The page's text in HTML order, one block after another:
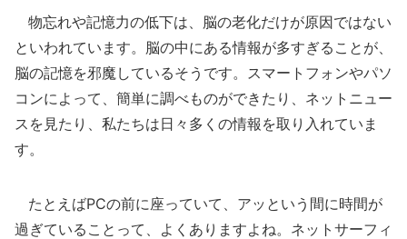
物忘れや記憶力の低下は、脳の老化だけが原因ではない
といわれています。脳の中にある情報が多すぎることが、
脳の記憶を邪魔しているそうです。スマートフォンやパソ
コンによって、簡単に調べものができたり、ネットニュー
スを見たり、私たちは日々多くの情報を取り入れていま
す。
たとえばPCの前に座っていて、アッという間に時間が
過ぎていることって、よくありますよね。ネットサーフィ